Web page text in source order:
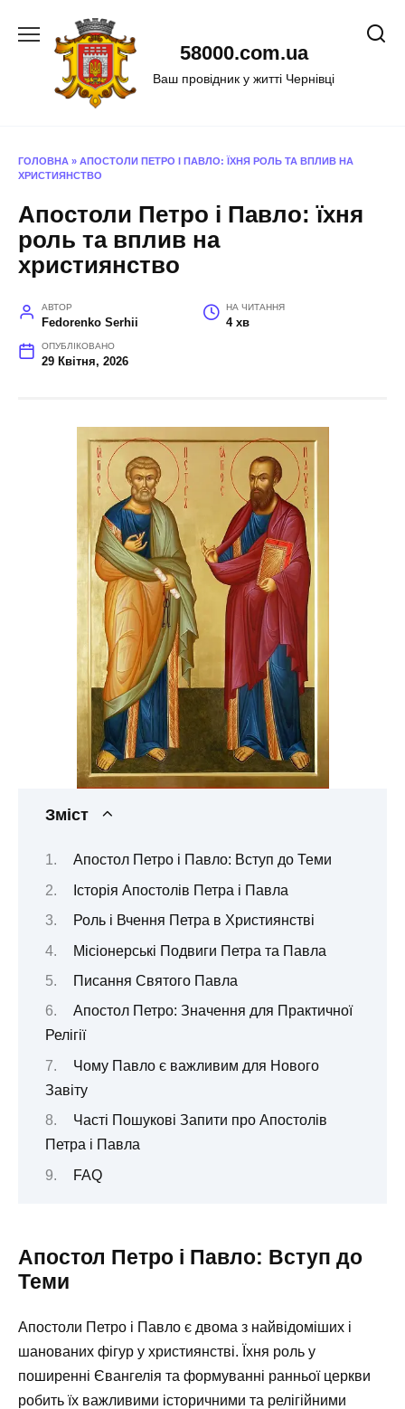
58000.com.ua
Ваш провідник у житті Чернівці
ГОЛОВНА » АПОСТОЛИ ПЕТРО І ПАВЛО: ЇХНЯ РОЛЬ ТА ВПЛИВ НА
ХРИСТИЯНСТВО
Апостоли Петро і Павло: їхня
роль та вплив на
християнство
АВТОР
Fedorenko Serhii
НА ЧИТАННЯ
4 хв
ОПУБЛІКОВАНО
29 Квітня, 2026
Зміст
Апостол Петро і Павло: Вступ до Теми
Історія Апостолів Петра і Павла
Роль і Вчення Петра в Християнстві
Місіонерські Подвиги Петра та Павла
Писання Святого Павла
Апостол Петро: Значення для Практичної
Релігії
Чому Павло є важливим для Нового
Завіту
Часті Пошукові Запити про Апостолів
Петра і Павла
FAQ
Апостол Петро і Павло: Вступ до
Теми
Апостоли Петро і Павло є двома з найвідоміших і
шанованих фігур у християнстві. Їхня роль у
поширенні Євангелія та формуванні ранньої церкви
робить їх важливими історичними та релігійними